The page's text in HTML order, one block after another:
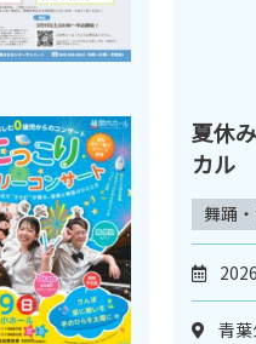
夏休
カル
舞踊
青